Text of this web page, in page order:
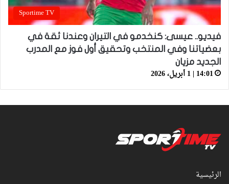
Sportime TV
فيديو.. عيسى: كنخدمو في التيران وعندنا ثقة في
بعضياتنا وفي المنتخب وتحقيق أول فوز مع المدرب
الجديد مزيان
14:01 | 1 أبريل، 2026
الرئيسية